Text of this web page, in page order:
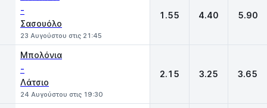
-
Σασουόλο
23 Αυγούστου στις 21:45
1.55 4.40 5.90
Μπολόνια
-
Λάτσιο
24 Αυγούστου στις 19:30
2.15 3.25 3.65